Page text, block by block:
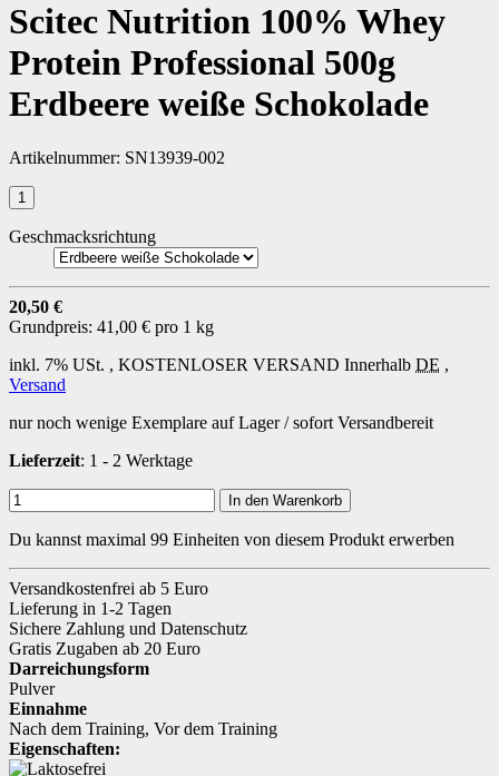
Scitec Nutrition 100% Whey
Protein Professional 500g
Erdbeere weiße Schokolade
Artikelnummer: SN13939-002
Geschmacksrichtung
20,50 €
Grundpreis: 41,00 € pro 1 kg
inkl. 7% USt. , KOSTENLOSER VERSAND Innerhalb DE ,
Versand
nur noch wenige Exemplare auf Lager / sofort Versandbereit
Lieferzeit: 1 - 2 Werktage
In den Warenkorb
Du kannst maximal 99 Einheiten von diesem Produkt erwerben
Versandkostenfrei ab 5 Euro
Lieferung in 1-2 Tagen
Sichere Zahlung und Datenschutz
Gratis Zugaben ab 20 Euro
Darreichungsform
Pulver
Einnahme
Nach dem Training, Vor dem Training
Eigenschaften: